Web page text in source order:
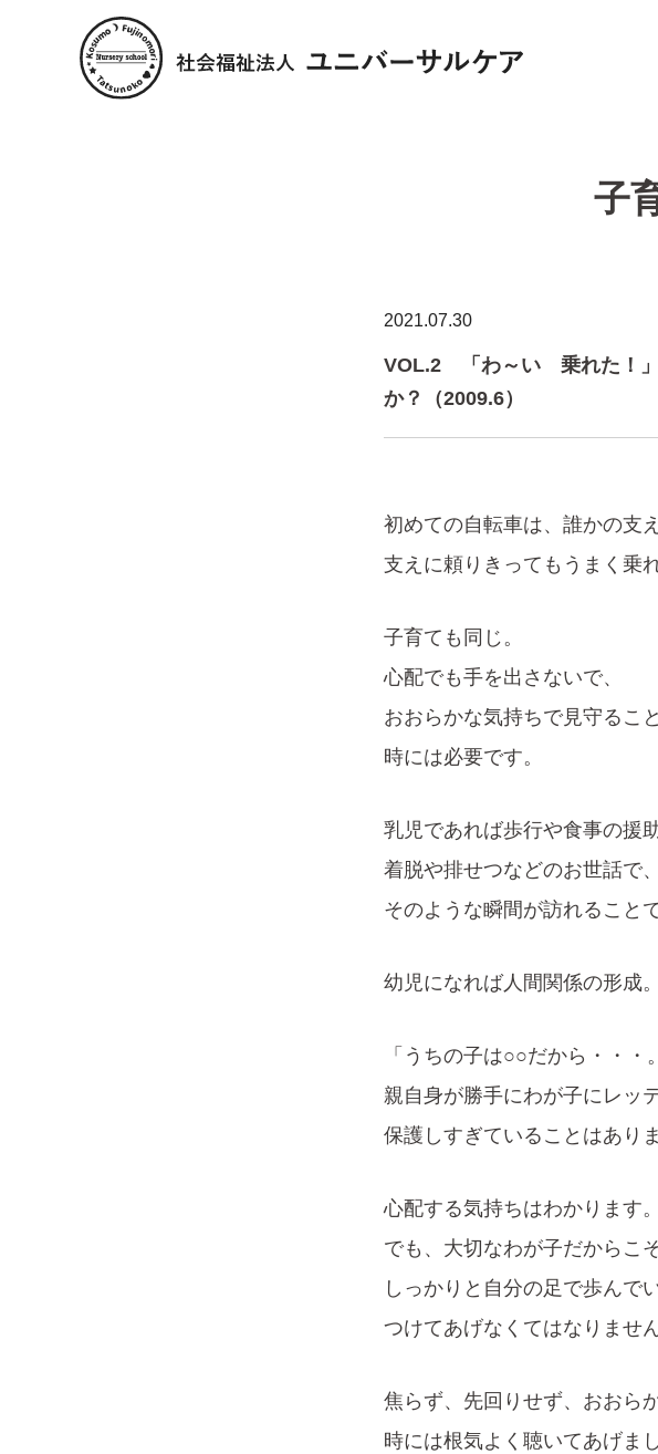
子
2021.07.30
VOL.2 「わ～い 乗れた！」
か？（2009.6）
初めての自転車は、誰かの支
支えに頼りきってもうまく乗
子育ても同じ。
心配でも手を出さないで、
おおらかな気持ちで見守るこ
時には必要です。
乳児であれば歩行や食事の援助
着脱や排せつなどのお世話で、
そのような瞬間が訪れること
幼児になれば人間関係の形成。
「うちの子は○○だから・・・
親自身が勝手にわが子にレッ
保護しすぎていることはあり
心配する気持ちはわかります。
でも、大切なわが子だからこそ
しっかりと自分の足で歩んで
つけてあげなくてはなりません
焦らず、先回りせず、おおら
時には根気よく聴いてあげま